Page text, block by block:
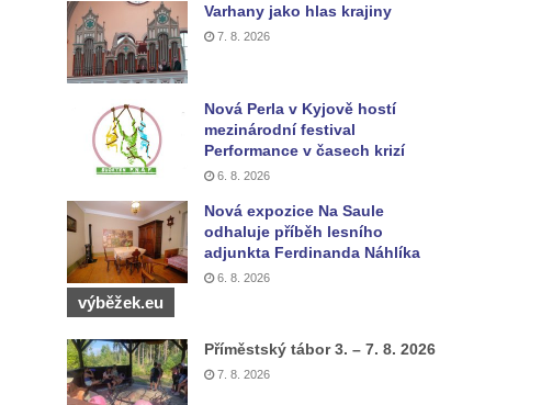
Varhany jako hlas krajiny
7. 8. 2026
Nová Perla v Kyjově hostí
mezinárodní festival
Performance v časech krizí
6. 8. 2026
Nová expozice Na Saule
odhaluje příběh lesního
adjunkta Ferdinanda Náhlíka
6. 8. 2026
výběžek.eu
Příměstský tábor 3. – 7. 8. 2026
7. 8. 2026